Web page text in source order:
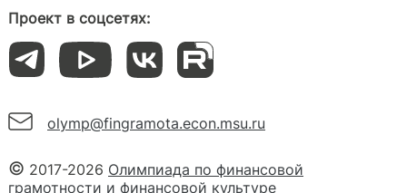
Проект в соцсетях:
olymp@fingramota.econ.msu.ru
2017-2026 Олимпиада по финансовой
грамотности и финансовой культуре